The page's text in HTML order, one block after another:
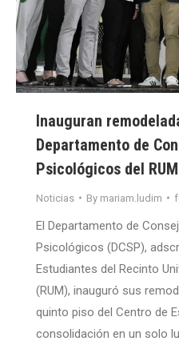
Inauguran
Departamento de
Psicológicos del RUM
Noticias By mariam.ludim
El Departamento de
Psicológicos (DCSP),
Estudiantes del Recinto
(RUM), inauguró sus
quinto piso del Centro de
consolidación en un solo